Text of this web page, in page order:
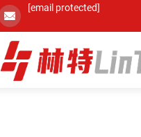
[email protected]